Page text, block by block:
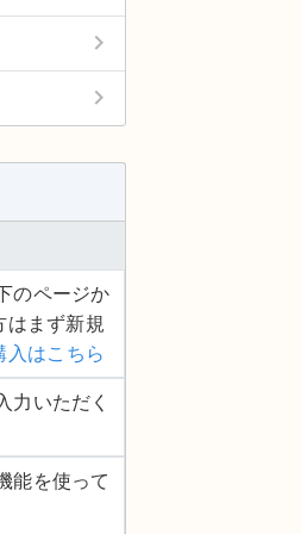
keyboard_arrow_right
keyboard_arrow_right
のページか
まず新規
入はこちら
力いただく
能を使って